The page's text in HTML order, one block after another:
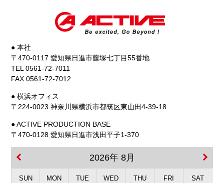
● 本社
〒470-0117 愛知県日進市藤塚七丁目55番地
TEL 0561-72-7011
FAX 0561-72-7012
● 横浜オフィス
〒224-0023 神奈川県横浜市都筑区東山田4-39-18
● ACTIVE PRODUCTION BASE
〒470-0128 愛知県日進市浅田平子1-370
2026年 8月
SUN MON TUE WED THU FRI SAT